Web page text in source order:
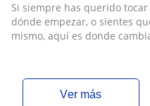
Si siempre has querido
dónde empezar, o sientes
mismo, aquí es donde
ver más